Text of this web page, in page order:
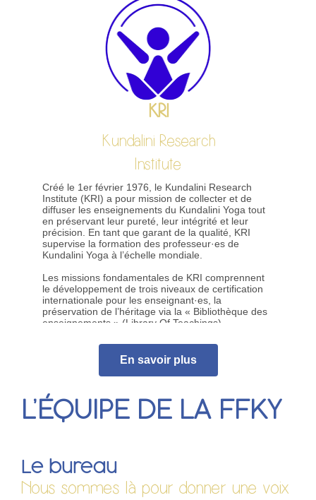
KRI
Kundalini Research
Institute
Créé le 1er février 1976, le Kundalini Research
Institute (KRI) a pour mission de collecter et de
diffuser les enseignements du Kundalini Yoga tout
en préservant leur pureté, leur intégrité et leur
précision. En tant que garant de la qualité, KRI
supervise la formation des professeur·es de
Kundalini Yoga à l’échelle mondiale.
Les missions fondamentales de KRI comprennent
le développement de trois niveaux de certification
internationale pour les enseignant·es, la
préservation de l’héritage via la « Bibliothèque des
enseignements » (Library Of Teachings),
certification KRI, la délivrance des diplômes et la
mise à disposition de services et ressources via
Internet pour les élèves et les professeur·es de
Kundalini Yoga.
Site :kundaliniresearchinstitute.org (en anglais)
En savoir plus
L’ÉQUIPE DE LA FFKY
Le bureau
Nous sommes là pour donner une voix